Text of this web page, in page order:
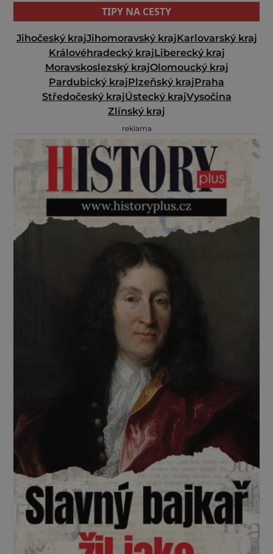
TIPY NA CESTY
Jihočeský krajJihomoravský krajKarlovarský kraj
Královéhradecký krajLiberecký kraj
Moravskoslezský krajOlomoucký kraj
Pardubický krajPlzeňský krajPraha
Středočeský krajÚstecký krajVysočina
Zlínský kraj
reklama